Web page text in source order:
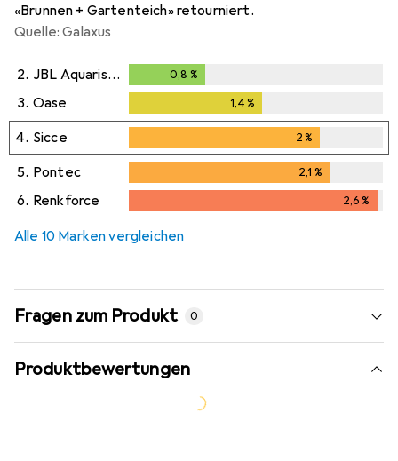
«Brunnen + Gartenteich» retourniert.
Quelle: Galaxus
2. JBL Aquaristik und Terraristik 0,8 %
3. Oase 1,4%
4. Sicce 2%
5. Pontec 2,1 %
6. Renkforce 2,6%
Alle 10 Marken vergleichen
Fragen zum Produkt 0
Produktbewertungen